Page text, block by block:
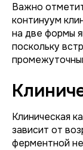
Важно
континуум
на две формы
поскольку
Клиническая
зависит от
ферментной